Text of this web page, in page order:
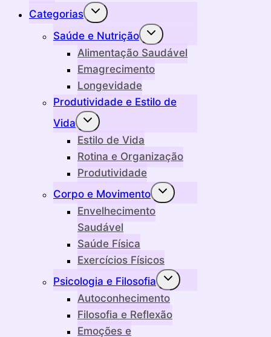
Categorias
Alternar
menu
Saúde e Nutrição
Alternar
menu
filho
Alimentação Saudável
Emagrecimento
Longevidade
Produtividade e Estilo de
Vida
Alternar
menu
filho
Estilo de Vida
Rotina e Organização
Produtividade
Corpo e Movimento
Alternar
menu
Envelhecimento
Saudável
Saúde Física
Exercícios Físicos
Psicologia e Filosofia
Alternar
menu
filho
Autoconhecimento
Filosofia e Reflexão
Emoções e